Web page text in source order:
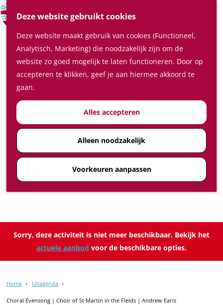
Deze website gebruikt cookies
Deze website maakt gebruik van cookies (Functioneel,
Analytisch, Marketing) die noodzakelijk zijn om de
website zo goed mogelijk te laten functioneren. Door op
accepteren te klikken, geef je aan hiermee akkoord te
gaan.
Alles accepteren
Alleen noodzakelijk
Voorkeuren aanpassen
Z
e
k
e
n
M
e
n
u
In de regio
Plan je bezoek
Waar te slapen
Waar te eten en drinken
Hoe kom ik in de Kromme
Rijnstreek
Feest-, vergader- en
congreslocaties
Diensten
Sorry, deze activiteit is niet meer beschikbaar. Bekijk het
actuele aanbod voor de beschikbare opties.
Home Uitagenda
Choral Evensong | Choir of St Martin in the Fields | Andrew Earis